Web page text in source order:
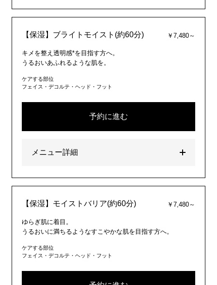
【保湿】ブライトモイスト(約60分) ￥7,480～
キメを整え透明感*を目指す方へ。
うるおいあふれるような肌を。
ケアする部位
フェイス・デコルテ・ヘッド・フット
予約に進む
メニュー詳細
【保湿】モイストバリア(約60分) ￥7,480～
ゆらぎ肌に着目。
うるおいに満ちるようなすこやかな肌を目指す方へ。
ケアする部位
フェイス・デコルテ・ヘッド・フット